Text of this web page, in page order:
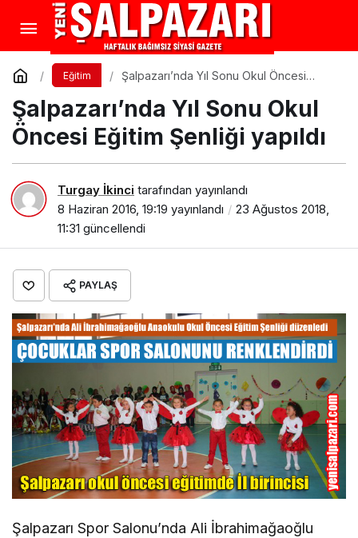
Eğitim
Şalpazarı’nda Yıl Sonu Okul Öncesi
Şalpazarı’nda Yıl Sonu Okul
Öncesi Eğitim Şenliği yapıldı
Turgay İkinci tarafından yayınlandı
8 Haziran 2016, 19:19 yayınlandı
23 Ağustos 2018,
11:31 güncellendi
PAYLAŞ
Şalpazarı Spor Salonu’nda Ali İbrahimağaoğlu